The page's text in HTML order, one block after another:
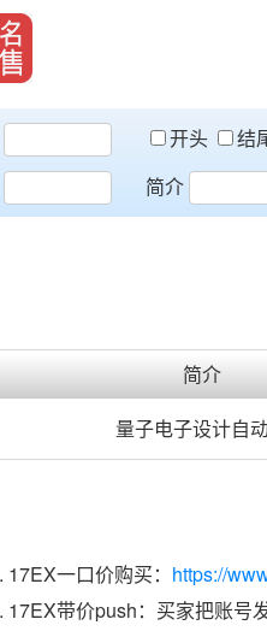
开头
结
简介
简介
量子电子设计自
17EX一口价购买： https://
17EX带价push：买家把账号